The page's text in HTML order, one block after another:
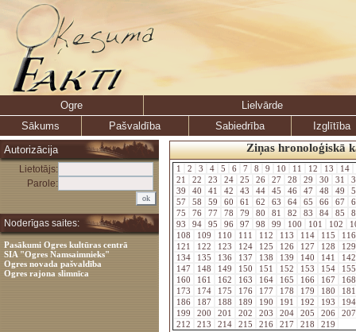
Ogre
Lielvārde
Sākums
Pašvaldība Sabiedrība
Izglītība
Autorizācija
Lietotājs:
Parole:
Noderīgas saites:
Pasākumi Ogres kultūras centrā
SIA "Ogres Namsaimnieks"
Ogres novada pašvaldība
Ogres rajona slimnīca
Ziņas hronoloģiskā
1 2 3 4 5 6 7 8 9 10 11 12 13 14
21
22 23 24 25 26 27 28 29 30 31
39
40 41 42 43 44 45 46 47 48 49
57
58 59 60 61 62 63 64 65 66 67
75
76 77 78 79 80 81 82 83 84 85
93
94 95 96 97 98 99 100 101 102
108
109 110 111 112 113 114 115
121
122 123 124 125 126 127 128
134
135 136 137 138 139 140 141
147
148 149 150 151 152 153 154
160
161 162 163 164 165 166 167
173
174 175 176 177 178 179 180
186
187 188 189 190 191 192 193
199
200 201 202 203 204 205 206
212
213 214 215 216 217 218 219